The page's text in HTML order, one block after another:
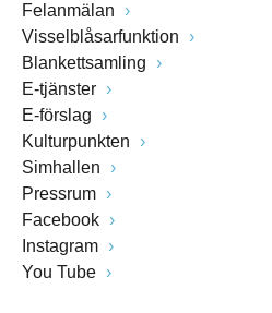
Felanmälan
Visselblåsarfunktion
Blankettsamling
E-tjänster
E-förslag
Kulturpunkten
Simhallen
Pressrum
Facebook
Instagram
You Tube